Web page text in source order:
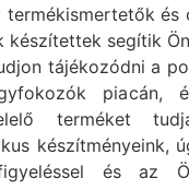
termékismertetők és
készítettek segítik
tájékozódni a
piacán,
terméket
készítményeink,
és az